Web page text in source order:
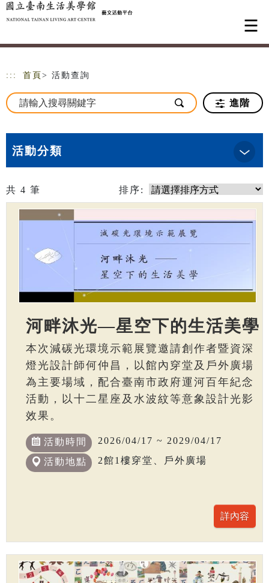
跳到主要內容
網站導覽
::: 首頁 > 活動查詢
進階
活動分類
共 4 筆 排序:
河畔沐光—星空下的生活美學
本次減碳光環境示範展覽邀請創作者暨資深
燈光設計師何仲昌，以館內穿堂及戶外廣場
為主要場域，配合臺南市政府運河百年紀念
活動，以十二星座及水波紋等意象設計光影
效果。
活動時間 2026/04/17 ~ 2029/04/17
活動地點 2館1樓穿堂、戶外廣場